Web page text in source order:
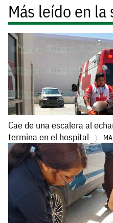
Más leído en la
Cae de una escalera al
termina en el hospital